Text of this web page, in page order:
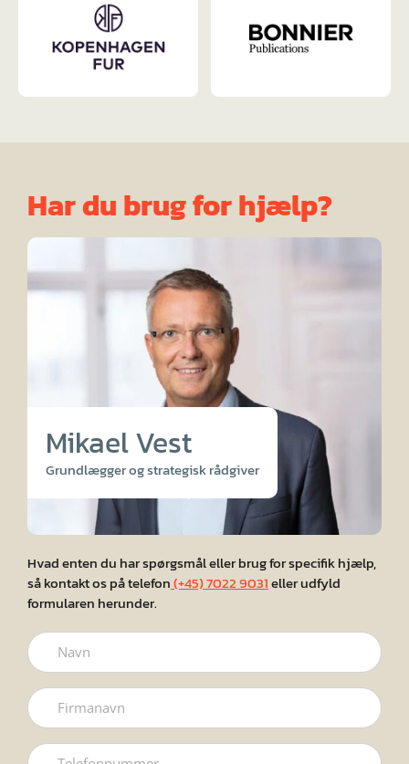
Hvad enten du har spørgsmål eller brug for specifik hjælp,
så kontakt os på telefon(+45) 7022 9031eller udfyld
formularen herunder.
Har du brug for hjælp?
Mikael Vest
Grundlægger og strategisk rådgiver